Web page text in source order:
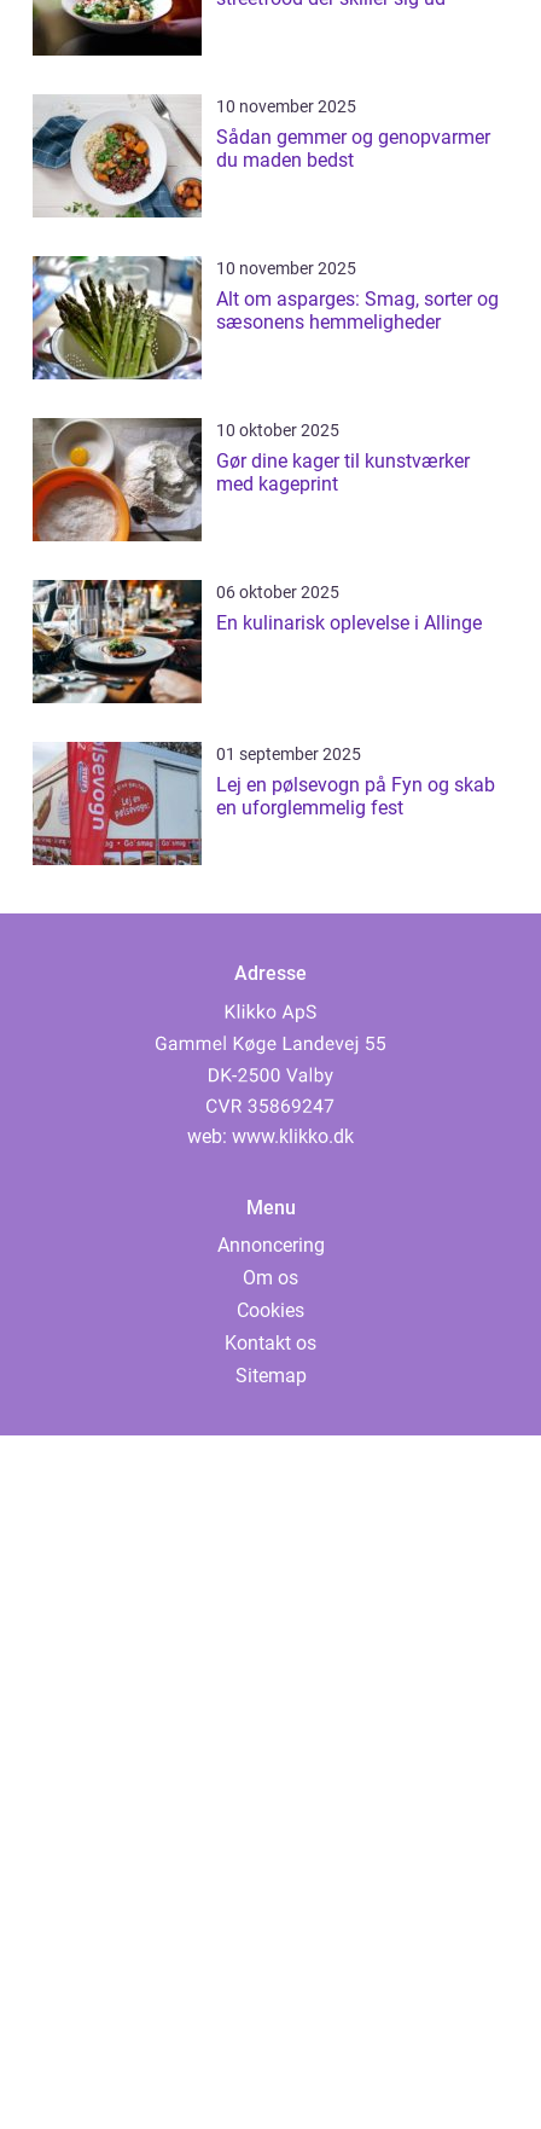
10 november 2025
Sådan gemmer og genopvarmer
du maden bedst
10 november 2025
Alt om asparges: Smag, sorter og
sæsonens hemmeligheder
10 oktober 2025
Gør dine kager til kunstværker
med kageprint
06 oktober 2025
En kulinarisk oplevelse i Allinge
01 september 2025
Lej en pølsevogn på Fyn og skab
en uforglemmelig fest
Adresse
web: www.klikko.dk
Menu
Annoncering
Om os
Cookies
Kontakt os
Sitemap